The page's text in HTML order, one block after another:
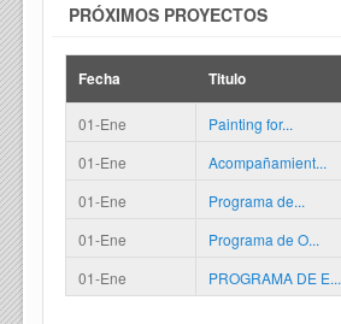
PRÓXIMOS PROYECTOS
Fecha Titulo
01-Ene
Painting for...
01-Ene
Acompañamient...
01-Ene
Programa de...
01-Ene
Programa de O...
01-Ene
PROGRAMA DE E...